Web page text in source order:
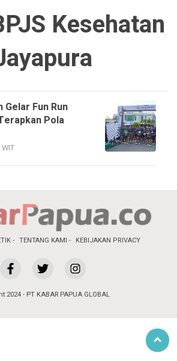
Kesehatan
Gelar Fun Run
Pola
TENTANG KAMI KEBIJAKAN PRIVACY
2024 - PT KABAR PAPUA GLOBAL